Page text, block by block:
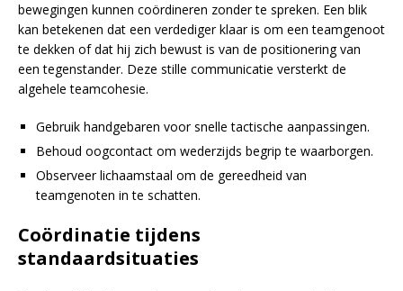
bewegingen kunnen coördineren zonder te spreken. Een blik
kan betekenen dat een verdediger klaar is om een teamgenoot
te dekken of dat hij zich bewust is van de positionering van
een tegenstander. Deze stille communicatie versterkt de
algehele teamcohesie.
Gebruik handgebaren voor snelle tactische aanpassingen.
Behoud oogcontact om wederzijds begrip te waarborgen.
Observeer lichaamstaal om de gereedheid van
teamgenoten in te schatten.
Coördinatie tijdens
standaardsituaties